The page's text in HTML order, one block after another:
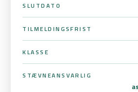
SLUTDATO
TILMELDINGSFRIST
KLASSE
STÆVNEANSVARLIG